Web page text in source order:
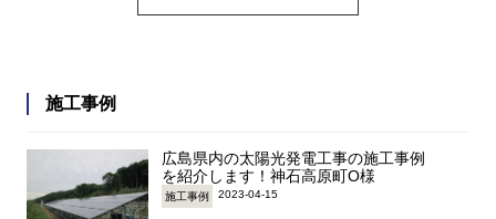
施工事例
広島県内の太陽光発電工事の施工事例
を紹介します！神石高原町O様
施工事例 2023-04-15